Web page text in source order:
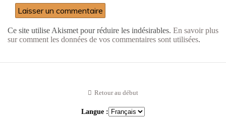
Ce site utilise Akismet pour réduire les indésirables. En savoir plus
sur comment les données de vos commentaires sont utilisées.
Retour au début
Langue :